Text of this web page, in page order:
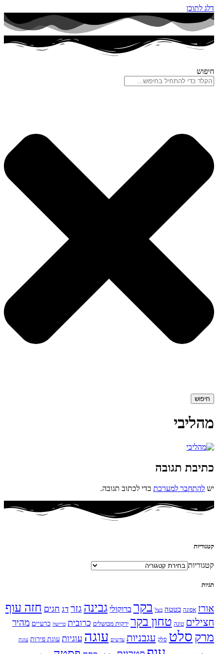
דלג לתוכן
חיפוש
חיפוש
מהליבי
כתיבת תגובה
יש להתחבר למערכת כדי לכתוב תגובה.
קטגוריות
קטגוריות
תגיות
אורז אפונה בטטה בצל בקר ברוקולי גבינה גזר דג חגים חזה עוף
חצילים טונה טחון בקר ירקות מבושלים כרובית כרישה כרעיים מהיר
מרק סלט סלק עגבניות עדשים עוגה עוגיות עוגת פירות עוגת